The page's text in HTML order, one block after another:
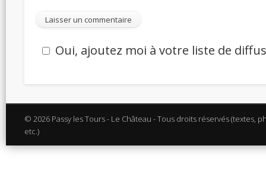
Oui, ajoutez moi à votre liste de
© 2026 Passy les Tours - Le Château - Tous droits réservés (textes,
etc.)